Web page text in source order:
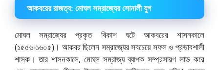
আকবরের রাজত্ব: মোঘল সম্রাজ্যের সোনালী যুগ
মোঘল সম্রাজ্যের প্রকৃত বিকাশ ঘটে আকবরের শাসনকালে
(১৫৫৬-১৬০৫)। আকবর ছিলেন সম্রাজ্যের সবচেয়ে সফল ও প্রভাবশালী
শাসক। তার শাসনকালে, মোঘল সম্রাজ্য ব্যাপক সম্প্রসারণ লাভ করে